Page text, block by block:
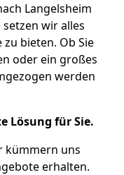
Langelsheim
wir alles
bieten. Ob Sie
oder ein großes
werden
Lösung für Sie.
kümmern uns
erhalten.